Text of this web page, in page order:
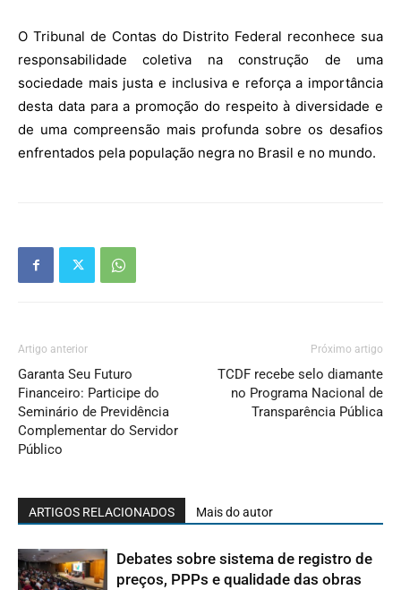
O Tribunal de Contas do Distrito Federal reconhece sua
responsabilidade coletiva na construção de uma
sociedade mais justa e inclusiva e reforça a importância
desta data para a promoção do respeito à diversidade e
de uma compreensão mais profunda sobre os desafios
enfrentados pela população negra no Brasil e no mundo.
Artigo anterior
Garanta Seu Futuro
Financeiro: Participe do
Seminário de Previdência
Complementar do Servidor
Público
Próximo artigo
TCDF recebe selo diamante
no Programa Nacional de
Transparência Pública
ARTIGOS RELACIONADOS Mais do autor
Debates sobre sistema de registro de
preços, PPPs e qualidade das obras